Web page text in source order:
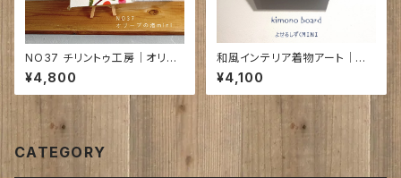
NO37 チリントゥ工房｜オリー
ブの渚mini 150㎜角ア)26㎜
¥4,800
和風インテリア着物アート｜寄
せ る し ず くMINI｜240㎜×24
0㎜×25㎜｜
¥4,100
CATEGORY